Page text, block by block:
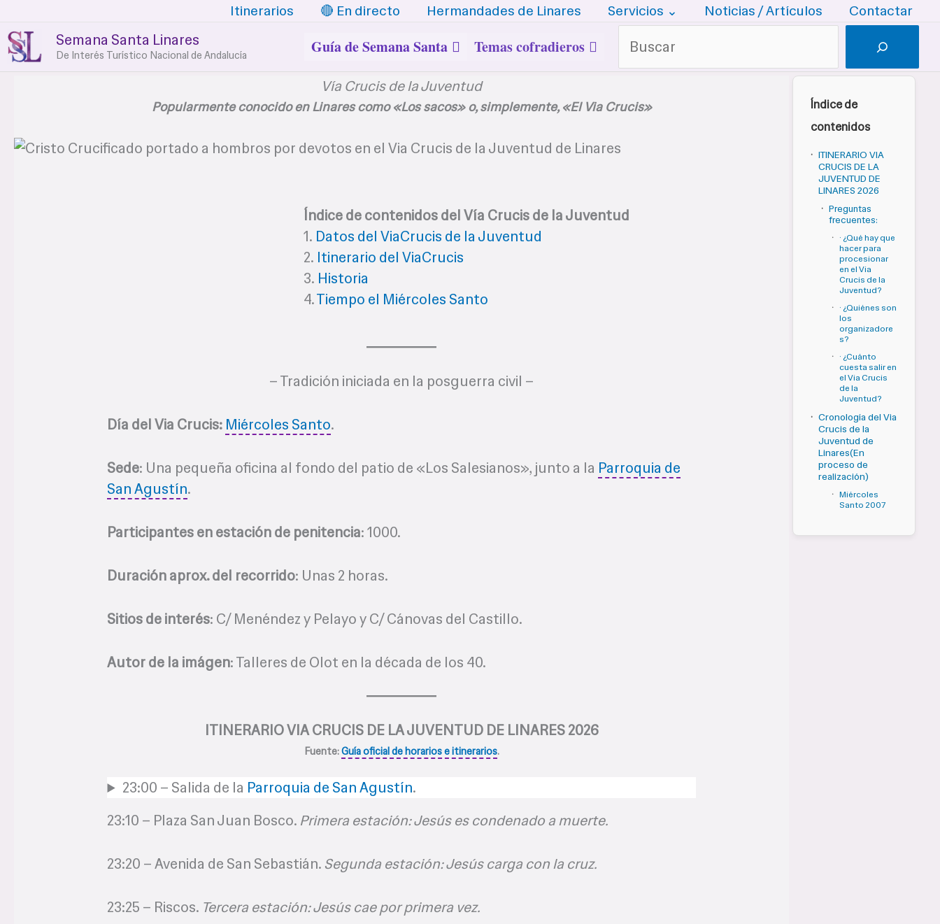
al
contenido
Itinerarios 🔴 En directo Hermandades de Linares Servicios ⌄ Noticias / Artículos Contactar
Semana Santa Linares
De Interés Turístico Nacional de Andalucía Guía de Semana Santa Temas cofradieros
Vía Crucis de la Juventud
Popularmente conocido en Linares como «Los sacos» o, simplemente, «El Via Crucis»
Índice de contenidos del Vía Crucis de la Juventud
1. Datos del ViaCrucis de la Juventud
2. Itinerario del ViaCrucis
3. Historia
4.Tiempo el Miércoles Santo
– Tradición iniciada en la posguerra civil –
Día del Via Crucis: Miércoles Santo.
Sede: Una pequeña oficina al fondo del patio de «Los Salesianos», junto a la Parroquia de
San Agustín.
Participantes en estación de penitencia: 1000.
Duración aprox. del recorrido: Unas 2 horas.
Sitios de interés: C/ Menéndez y Pelayo y C/ Cánovas del Castillo.
Autor de la imágen: Talleres de Olot en la década de los 40.
ITINERARIO VIA CRUCIS DE LA JUVENTUD DE LINARES 2026
Fuente:Guía oficial de horarios e itinerarios.
23:00 – Salida de la Parroquia de San Agustín.
23:10 – Plaza San Juan Bosco. Primera estación: Jesús es condenado a muerte.
23:20 – Avenida de San Sebastián. Segunda estación: Jesús carga con la cruz.
23:25 – Riscos. Tercera estación: Jesús cae por primera vez.
Índice de
contenidos
· ITINERARIO VIA
CRUCIS DE LA
JUVENTUD DE
LINARES 2026
· Preguntas
frecuentes:
· · ¿Qué hay que
hacer para
procesionar
en el Via
Crucis de la
Juventud?
· · ¿Quiénes son
los
organizadore
s?
· · ¿Cuánto
cuesta salir en
el Via Crucis
de la
Juventud?
· Cronología del Via
Crucis de la
Juventud de
Linares(En
proceso de
realización)
· Miércoles
Santo 2007